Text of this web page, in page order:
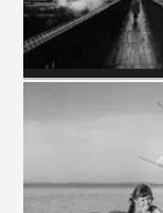
BANLIEUE DÉCORS